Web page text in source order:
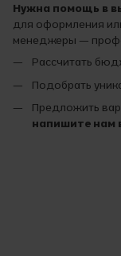
Нужна помощь в
для оформления
менеджеры —
Рассчитать
Подобрать
Предложить
напишите нам